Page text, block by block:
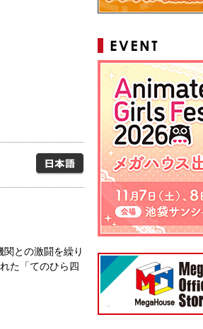
日本語
との激闘を繰り
た「てのひら四